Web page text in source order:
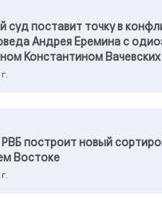
суд поставит точку в
Андрея Еремина с
Константином Вачевских
построит новый
Востоке